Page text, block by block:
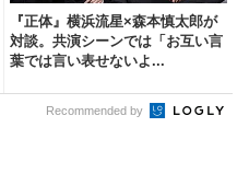
『正体』横浜流星×森本慎太郎が
対談。共演シーンでは「お互い言
葉では言い表せないよ...
Recommended by